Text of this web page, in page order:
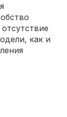
как и